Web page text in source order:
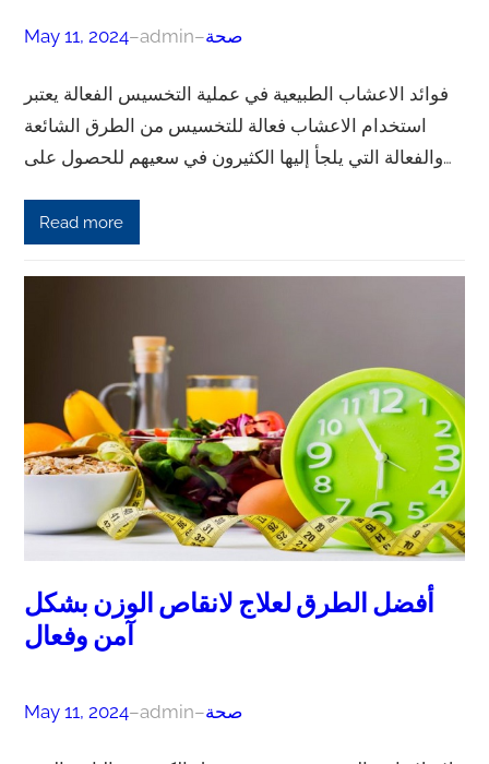
May 11, 2024–admin–صحة
فوائد الاعشاب الطبيعية في عملية التخسيس الفعالة يعتبر
استخدام الاعشاب فعالة للتخسيس من الطرق الشائعة
والفعالة التي يلجأ إليها الكثيرون في سعيهم للحصول على…
Read more
أفضل الطرق لعلاج لانقاص الوزن بشكل
آمن وفعال
May 11, 2024–admin–صحة